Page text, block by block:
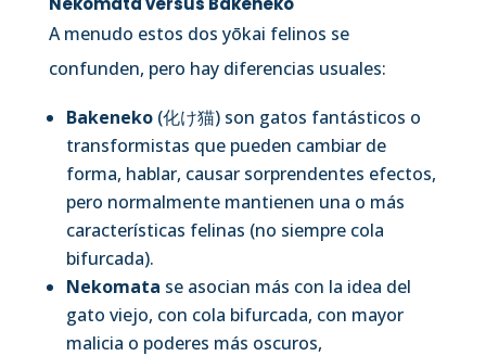
A menudo estos dos yōkai felinos se
confunden, pero hay diferencias usuales:
Bakeneko(化け猫) son gatos fantásticos o
transformistas que pueden cambiar de
forma, hablar, causar sorprendentes efectos,
pero normalmente mantienen una o más
características felinas (no siempre cola
bifurcada).
Nekomata se asocian más con la idea del
gato viejo, con cola bifurcada, con mayor
malicia o poderes más oscuros,